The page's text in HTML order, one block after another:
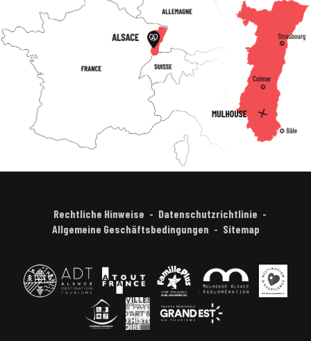
Rechtliche Hinweise
Datenschutzrichtlinie
Allgemeine Geschäftsbedingungen
Sitemap